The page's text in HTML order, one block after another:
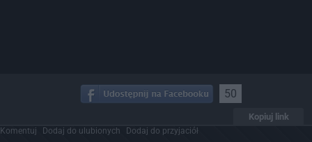
50
Kopiuj link
Komentuj Dodaj do ulubionych Dodaj do przyjaciół